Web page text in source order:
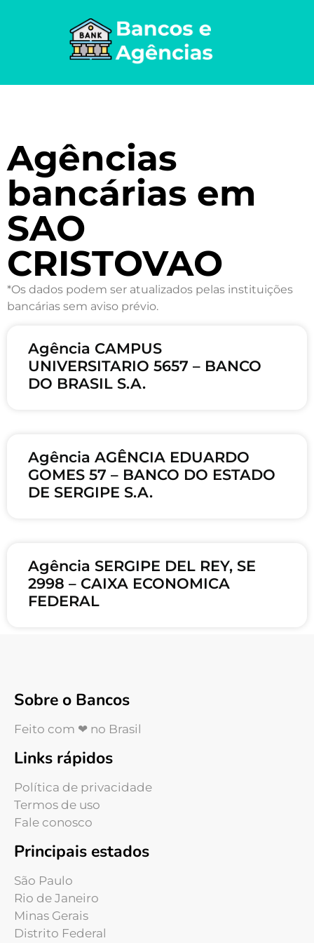
Agências
bancárias em
SAO
CRISTOVAO
*Os dados podem ser atualizados pelas instituições
bancárias sem aviso prévio.
Agência CAMPUS
UNIVERSITARIO 5657 – BANCO
DO BRASIL S.A.
Agência AGÊNCIA EDUARDO
GOMES 57 – BANCO DO ESTADO
DE SERGIPE S.A.
Agência SERGIPE DEL REY, SE
2998 – CAIXA ECONOMICA
FEDERAL
Sobre o Bancos
Feito com ❤ no Brasil
Links rápidos
Política de privacidade
Termos de uso
Fale conosco
Principais estados
São Paulo
Rio de Janeiro
Minas Gerais
Distrito Federal